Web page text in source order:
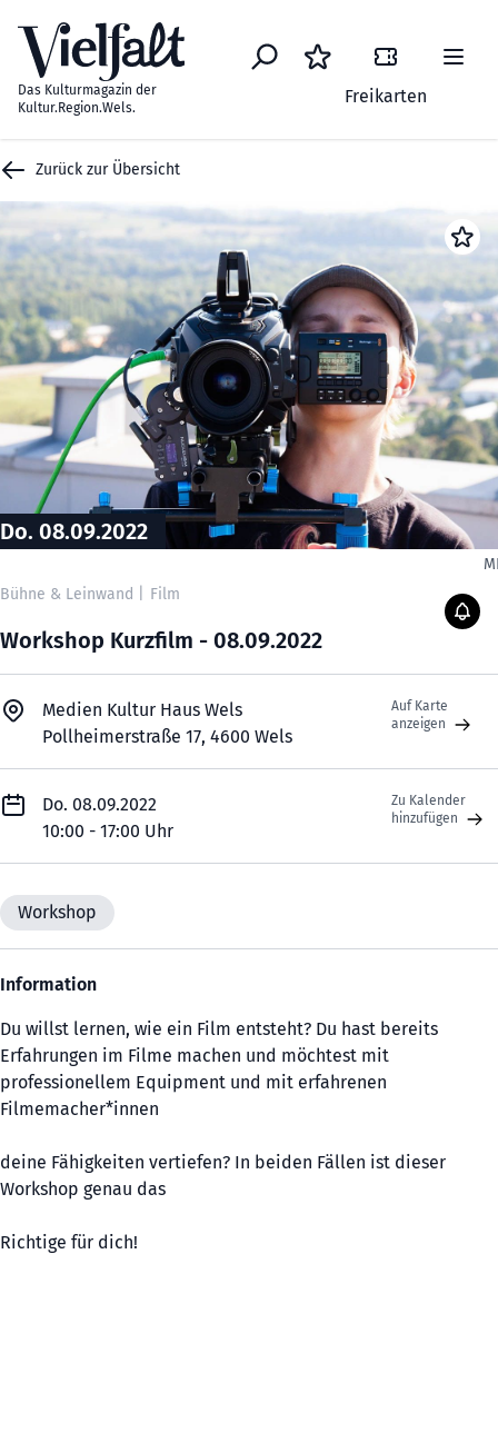
Das Kulturmagazin der
Kultur.Region.Wels.
Freikarten
Zurück zur Übersicht
Do. 08.09.2022
Bühne & Leinwand
Film
Workshop Kurzfilm - 08.09.2022
Medien Kultur Haus Wels
Pollheimerstraße 17, 4600 Wels
Auf Karte
anzeigen
Do. 08.09.2022
10:00 - 17:00 Uhr
Zu Kalender
hinzufügen
Workshop
Information
Du willst lernen, wie ein Film entsteht? Du hast bereits
Erfahrungen im Filme machen und möchtest mit
professionellem Equipment und mit erfahrenen
Filmemacher*innen
deine Fähigkeiten vertiefen? In beiden Fällen ist dieser
Workshop genau das
Richtige für dich!